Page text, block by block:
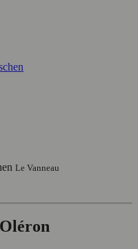
Le Vanneau